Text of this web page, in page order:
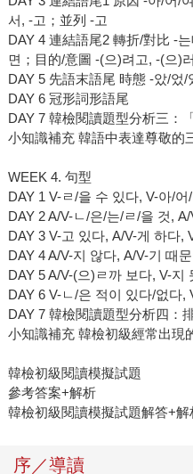
서, -고；並列 -고
DAY 4 連結語尾2 轉折/對比 -
면；目的/意圖 -(으)려고, -(으)러
DAY 5 先語末語尾 時態 -았/었
DAY 6 冠形詞形語尾
DAY 7 韓檢閱讀題型分析三：
小知識補充 韓語中表達尊敬的
WEEK 4. 句型
DAY 1 V-ㄹ/을 수 있다, V-아/
DAY 2 A/V-ㄴ/은/는/ㄹ/을 것,
DAY 3 V-고 있다, A/V-게 하다,
DAY 4 A/V-지 않다, A/V-기 때
DAY 5 A/V-(으)ㄹ까 보다, V-
DAY 6 V-ㄴ/은 적이 있다/없다,
DAY 7 韓檢閱讀題型分析四：
小知識補充 韓檢初級經常出現
韓檢初級閱讀模擬試題
參考答案+解析
韓檢初級閱讀模擬試題解答+解
序／導讀